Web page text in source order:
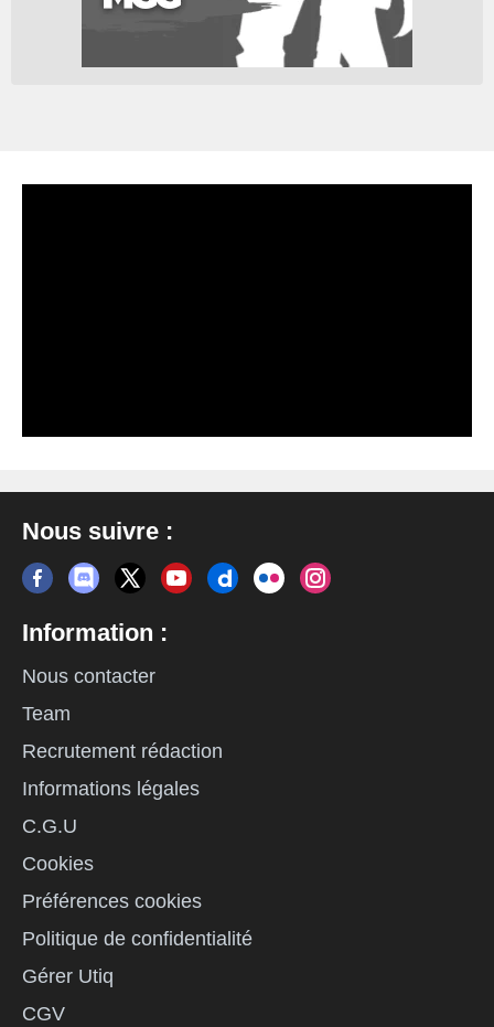
Nous suivre :
Information :
Nous contacter
Team
Recrutement rédaction
Informations légales
C.G.U
Cookies
Préférences cookies
Politique de confidentialité
Gérer Utiq
CGV